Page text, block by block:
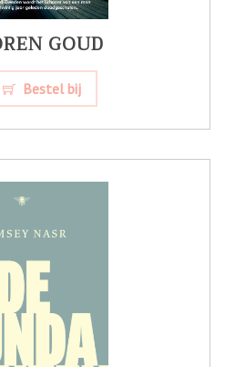
GOUD
Bestel bij